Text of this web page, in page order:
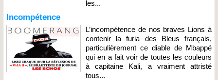
les...
Incompétence
L’incompétence de nos braves Lions à
contenir la furia des Bleus français,
particulièrement ce diable de Mbappé
qui en a fait voir de toutes les couleurs
à capitaine Kali, a vraiment attristé
tous...